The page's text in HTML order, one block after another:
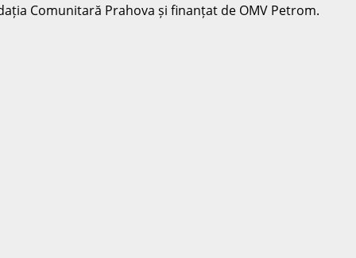
Comunitară Prahova și finanțat de OMV Petrom.